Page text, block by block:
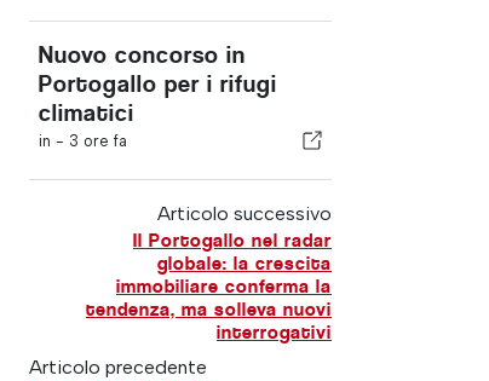
Nuovo concorso in
Portogallo per i rifugi
climatici
in - 3 ore fa
Articolo successivo
Il Portogallo nel radar
globale: la crescita
immobiliare conferma la
tendenza, ma solleva nuovi
interrogativi
Articolo precedente